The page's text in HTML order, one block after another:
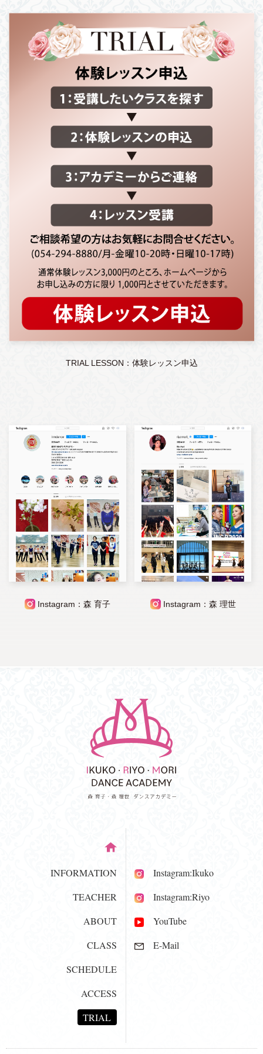
TRIAL LESSON：体験レッスン申込
Instagram：森 育子 Instagram：森 理世
INFORMATION
TEACHER
ABOUT
CLASS
SCHEDULE
ACCESS
TRIAL
Instagram:Ikuko
Instagram:Riyo
YouTube
E-Mail